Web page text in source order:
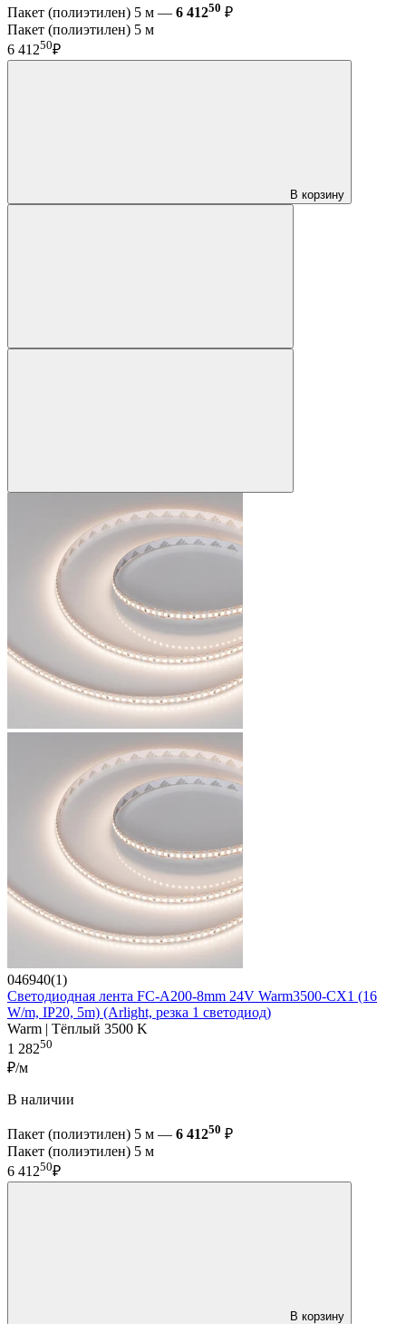
Пакет (полиэтилен) 5 м — 6 41250 ₽
Пакет (полиэтилен) 5 м
6 41250₽
В корзину
046940(1)
Светодиодная лента FC-A200-8mm 24V Warm3500-CX1 (16
W/m, IP20, 5m) (Arlight, резка 1 светодиод)
Warm | Тёплый 3500 K
1 28250
₽/м
В наличии
Пакет (полиэтилен) 5 м — 6 41250 ₽
Пакет (полиэтилен) 5 м
6 41250₽
В корзину